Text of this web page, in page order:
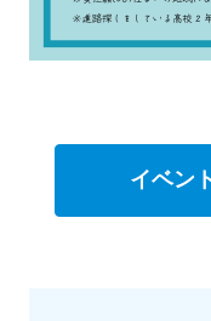
イベン